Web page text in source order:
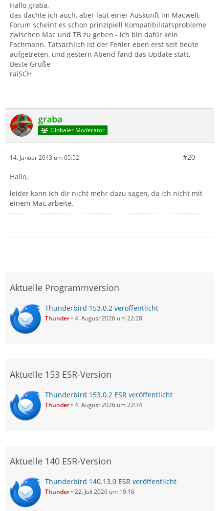
Hallo graba,
das dachte ich auch, aber laut einer Auskunft im Macwelt-
Forum scheint es schon prinzipiell Kompatibilitätsprobleme
zwischen Mac und TB zu geben - ich bin dafür kein
Fachmann. Tatsächlich ist der Fehler eben erst seit heute
aufgetreten, und gestern Abend fand das Update statt.
Beste Grüße
raiSCH
graba
Globaler Moderator
14. Januar 2013 um 05:52 #20
Hallo,
leider kann ich dir nicht mehr dazu sagen, da ich nicht mit
einem Mac arbeite.
Aktuelle Programmversion
Thunderbird 153.0.2 veröffentlicht
Thunder 4. August 2026 um 22:28
Aktuelle 153 ESR-Version
Thunderbird 153.0.2 ESR veröffentlicht
Thunder 4. August 2026 um 22:34
Aktuelle 140 ESR-Version
Thunderbird 140.13.0 ESR veröffentlicht
Thunder 22. Juli 2026 um 19:16